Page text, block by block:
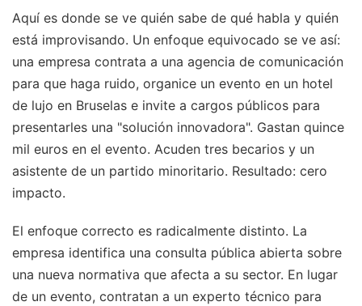
Aquí es donde se ve quién sabe de qué habla y quién
está improvisando. Un enfoque equivocado se ve así:
una empresa contrata a una agencia de comunicación
para que haga ruido, organice un evento en un hotel
de lujo en Bruselas e invite a cargos públicos para
presentarles una "solución innovadora". Gastan quince
mil euros en el evento. Acuden tres becarios y un
asistente de un partido minoritario. Resultado: cero
impacto.
El enfoque correcto es radicalmente distinto. La
empresa identifica una consulta pública abierta sobre
una nueva normativa que afecta a su sector. En lugar
de un evento, contratan a un experto técnico para